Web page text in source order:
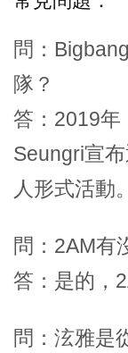
問：
隊？
答：2019年
Seungri宣
人形式活動。
問：2AM有
答：是的，
問：泫雅是